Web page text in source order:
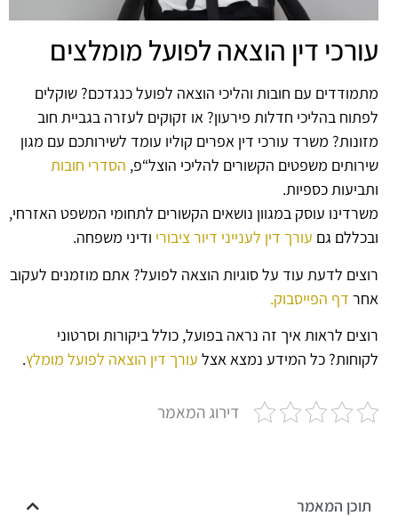
עורכי דין הוצאה לפועל מומלצים
מתמודדים עם חובות והליכי הוצאה לפועל כנגדכם? שוקלים
לפתוח בהליכי חדלות פירעון? או זקוקים לעזרה בגביית חוב
מזונות? משרד עורכי דין אפרים קוליו עומד לשירותכם עם מגון
שירותים משפטים הקשורים להליכי הוצל“פ, הסדרי חובות
ותביעות כספיות.
משרדינו עוסק במגוון נושאים הקשורים לתחומי המשפט האזרחי,
ובכללם גם עורך דין לענייני דיור ציבורי ודיני משפחה.
רוצים לדעת עוד על סוגיות הוצאה לפועל? אתם מוזמנים לעקוב
אחר דף הפייסבוק.
רוצים לראות איך זה נראה בפועל, כולל ביקורות וסרטוני
לקוחות? כל המידע נמצא אצל עורך דין הוצאה לפועל מומלץ.
דירוג המאמר
תוכן המאמר